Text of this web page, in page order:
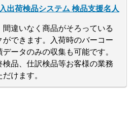
入出荷検品システム 検品支援名人
間違いなく商品がそろっている
できます。入荷時のバーコー
ータのみの収集も可能です。
検品、仕訳検品等お客様の業務
けます。